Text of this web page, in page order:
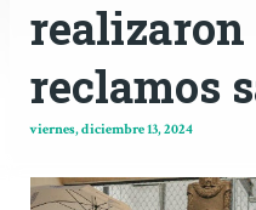
reclamos
viernes, diciembre 13, 2024